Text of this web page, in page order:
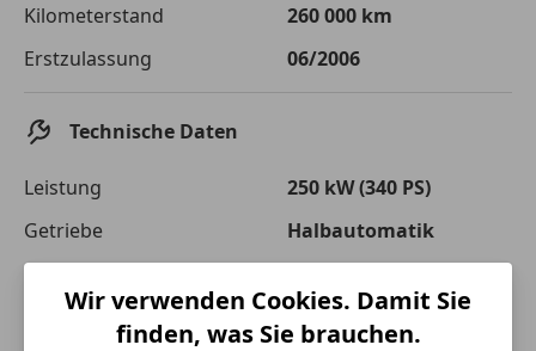
typischerweise Kredite vergeben. Der Sollzinssatz ist
Bonitätskriterien vorausgesetzt.
Jetzt berechnen
Kilometerstand
260 000 km
Erstzulassung
06/2006
Technische Daten
Leistung
250 kW (340 PS)
Getriebe
Halbautomatik
Hubraum
Gänge
6
Wir verwenden Cookies. Damit Sie
finden, was Sie brauchen.